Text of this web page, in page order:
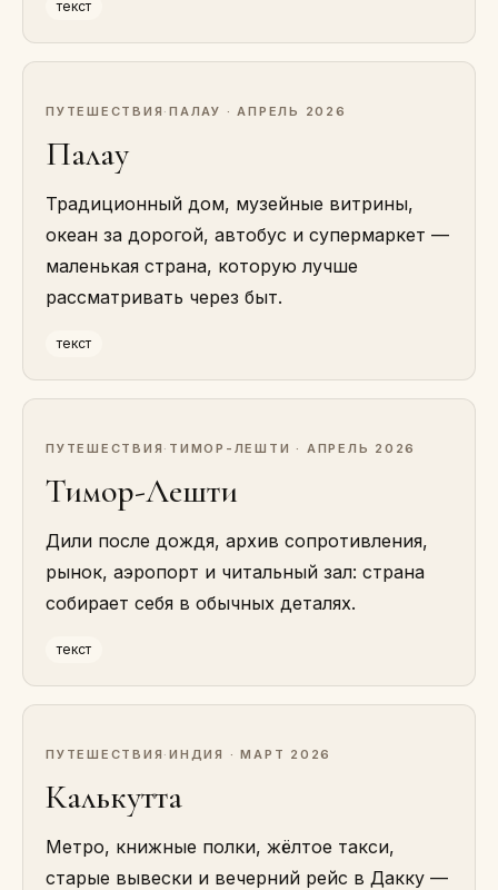
текст
ПУТЕШЕСТВИЯ ·ПАЛАУ · АПРЕЛЬ 2026
Палау
Традиционный дом, музейные витрины,
океан за дорогой, автобус и супермаркет —
маленькая страна, которую лучше
рассматривать через быт.
текст
ПУТЕШЕСТВИЯ · ТИМОР-ЛЕШТИ · АПРЕЛЬ 2026
Тимор-Лешти
Дили после дождя, архив сопротивления,
рынок, аэропорт и читальный зал: страна
собирает себя в обычных деталях.
текст
ПУТЕШЕСТВИЯ ·ИНДИЯ · МАРТ 2026
Калькутта
Метро, книжные полки, жёлтое такси,
старые вывески и вечерний рейс в Дакку —